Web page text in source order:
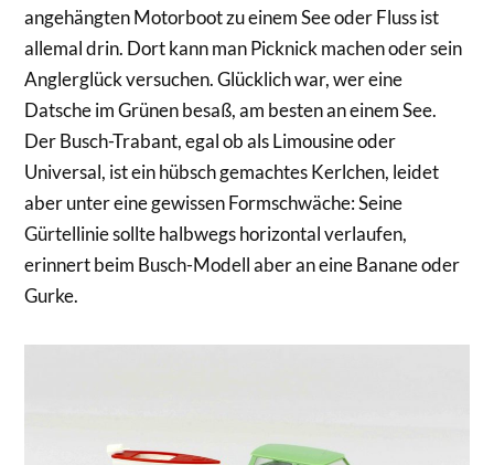
angehängten Motorboot zu einem See oder Fluss ist
allemal drin. Dort kann man Picknick machen oder sein
Anglerglück versuchen. Glücklich war, wer eine
Datsche im Grünen besaß, am besten an einem See.
Der Busch-Trabant, egal ob als Limousine oder
Universal, ist ein hübsch gemachtes Kerlchen, leidet
aber unter eine gewissen Formschwäche: Seine
Gürtellinie sollte halbwegs horizontal verlaufen,
erinnert beim Busch-Modell aber an eine Banane oder
Gurke.